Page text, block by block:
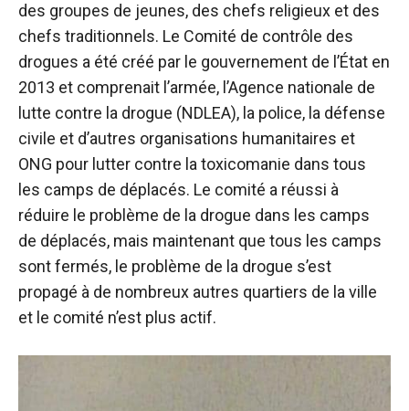
des groupes de jeunes, des chefs religieux et des
chefs traditionnels. Le Comité de contrôle des
drogues a été créé par le gouvernement de l’État en
2013 et comprenait l’armée, l’Agence nationale de
lutte contre la drogue (NDLEA), la police, la défense
civile et d’autres organisations humanitaires et
ONG pour lutter contre la toxicomanie dans tous
les camps de déplacés. Le comité a réussi à
réduire le problème de la drogue dans les camps
de déplacés, mais maintenant que tous les camps
sont fermés, le problème de la drogue s’est
propagé à de nombreux autres quartiers de la ville
et le comité n’est plus actif.